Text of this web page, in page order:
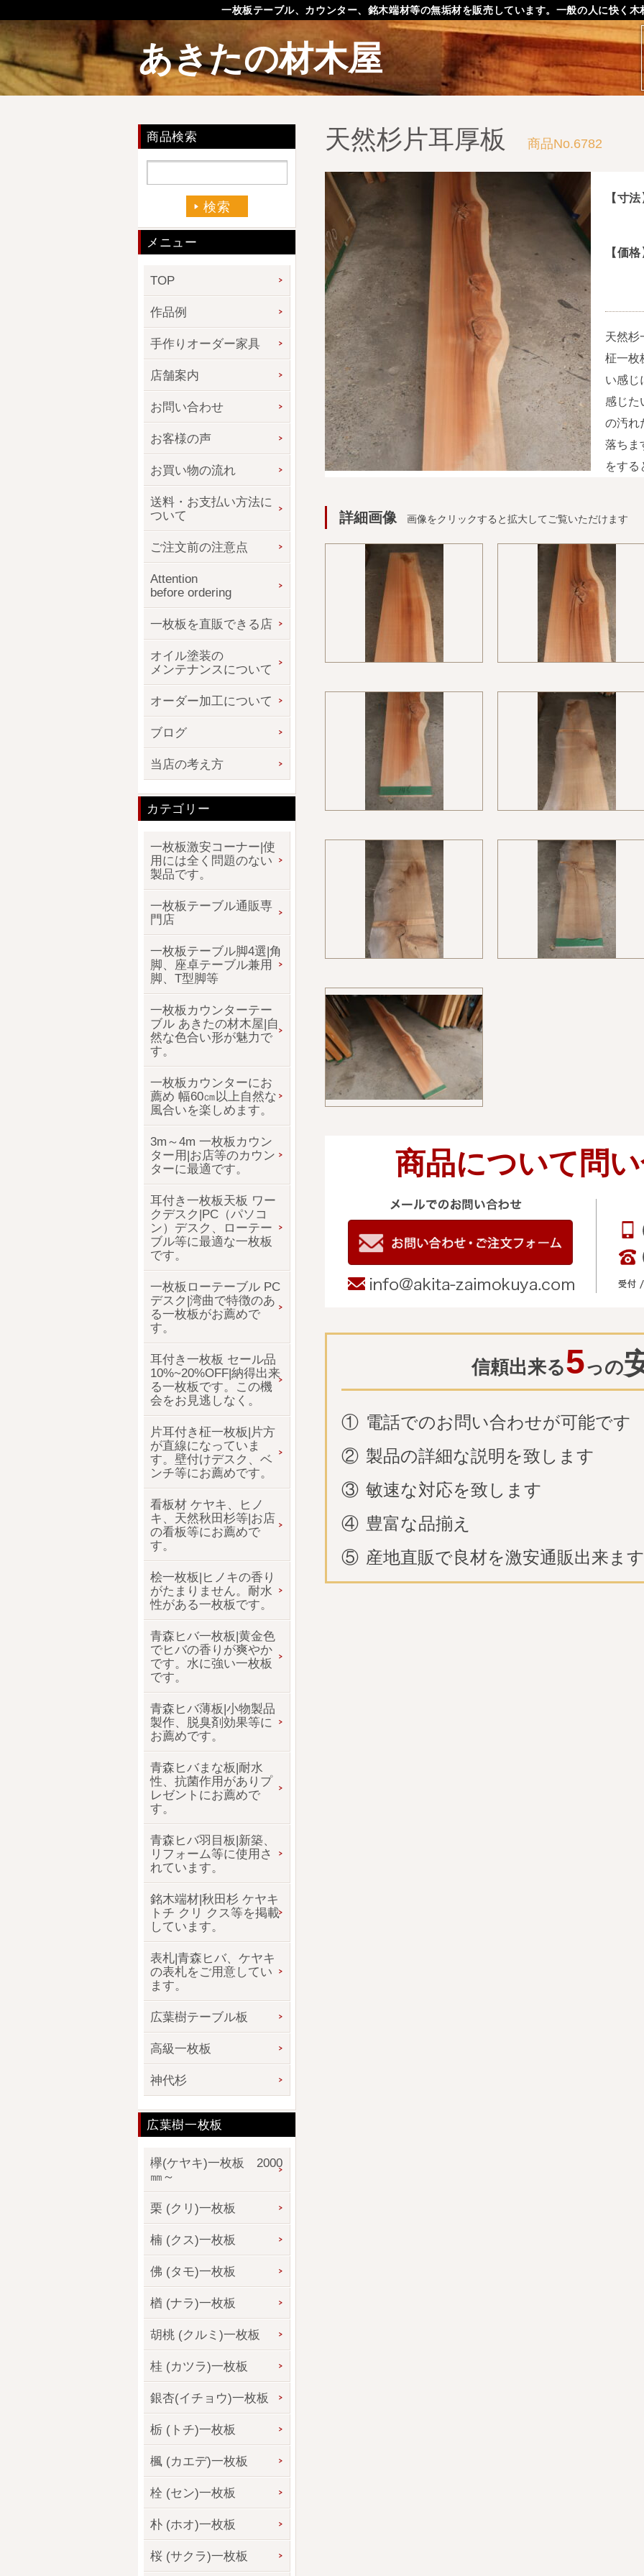
一枚板テーブル、カウンター、銘木端材等の無垢材を販売しています。一般の人に快く
あきたの材木屋
天然杉片耳厚板 商品No.6782
【寸
【価
天然杉
柾一枚
い感じ
感じた
の汚れ
落ちま
をする
詳細画像 画像をクリックすると拡大してご覧いただけます
商品について問
信頼出来る5っの
① 電話でのお問い合わせが可能です
② 製品の詳細な説明を致します
③ 敏速な対応を致します
④ 豊富な品揃え
⑤ 産地直販で良材を激安通販出来ます
商品検索
メニュー
TOP
作品例
手作りオーダー家具
店舗案内
お問い合わせ
お客様の声
お買い物の流れ
送料・お支払い方法に
ついて
ご注文前の注意点
Attention
before ordering
一枚板を直販できる店
オイル塗装の
メンテナンスについて
オーダー加工について
ブログ
当店の考え方
カテゴリー
一枚板激安コーナー|使
用には全く問題のない
製品です。
一枚板テーブル通販専
門店
一枚板テーブル脚4選|角
脚、座卓テーブル兼用
脚、T型脚等
一枚板カウンターテー
ブル あきたの材木屋|自
然な色合い形が魅力で
す。
一枚板カウンターにお
薦め 幅60㎝以上自然な
風合いを楽しめます。
3m～4m 一枚板カウン
ター用|お店等のカウン
ターに最適です。
耳付き一枚板天板 ワー
クデスク|PC（パソコ
ン）デスク、ローテー
ブル等に最適な一枚板
です。
一枚板ローテーブル PC
デスク|湾曲で特徴のあ
る一枚板がお薦めで
す。
耳付き一枚板 セール品
10%~20%OFF|納得出来
る一枚板です。この機
会をお見逃しなく。
片耳付き柾一枚板|片方
が直線になっていま
す。壁付けデスク、ベ
ンチ等にお薦めです。
看板材 ケヤキ、ヒノ
キ、天然秋田杉等|お店
の看板等にお薦めで
す。
桧一枚板|ヒノキの香り
がたまりません。耐水
性がある一枚板です。
青森ヒバ一枚板|黄金色
でヒバの香りが爽やか
です。水に強い一枚板
です。
青森ヒバ薄板|小物製品
製作、脱臭剤効果等に
お薦めです。
青森ヒバまな板|耐水
性、抗菌作用がありプ
レゼントにお薦めで
す。
青森ヒバ羽目板|新築、
リフォーム等に使用さ
れています。
銘木端材|秋田杉 ケヤキ
トチ クリ クス等を掲載
しています。
表札|青森ヒバ、ケヤキ
の表札をご用意してい
ます。
広葉樹テーブル板
高級一枚板
神代杉
広葉樹一枚板
欅(ケヤキ)一枚板 2000
㎜～
栗 (クリ)一枚板
楠 (クス)一枚板
佛 (タモ)一枚板
楢 (ナラ)一枚板
胡桃 (クルミ)一枚板
桂 (カツラ)一枚板
銀杏(イチョウ)一枚板
栃 (トチ)一枚板
楓 (カエデ)一枚板
栓 (セン)一枚板
朴 (ホオ)一枚板
桜 (サクラ)一枚板